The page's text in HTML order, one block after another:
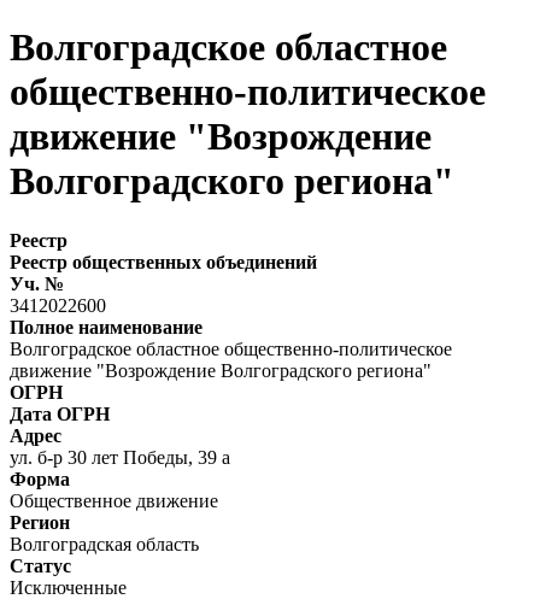
Волгоградское областное
общественно-политическое
движение "Возрождение
Волгоградского региона"
Реестр
Реестр общественных объединений
Уч. №
3412022600
Полное наименование
Волгоградское областное общественно-политическое
движение "Возрождение Волгоградского региона"
ОГРН
Дата ОГРН
Адрес
ул. б-р 30 лет Победы, 39 а
Форма
Общественное движение
Регион
Волгоградская область
Статус
Исключенные